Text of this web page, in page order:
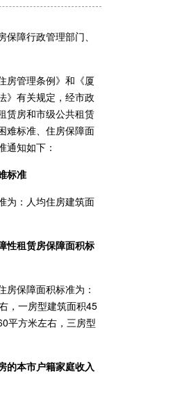
障行政管理部门、
房管理条例》和《厦
》有关规定，经市政
赁房和市级公共租赁
难标准、住房保障面
通知如下：
标准
为：人均住房建筑面
性租赁房保障面积标
房保障面积标准为：
，一房型建筑面积45
平方米左右，三房型
的本市户籍家庭收入